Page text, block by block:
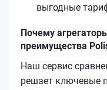
выгодные
Почему
преимущества
Наш сервис
решает ключевые